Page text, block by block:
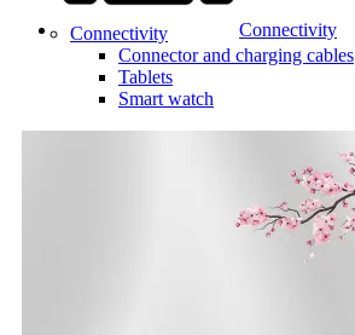
Connectivity
Connectivity
Connector and charging cables
Tablets
Smart watch